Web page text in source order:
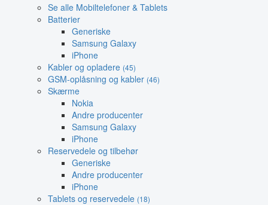
Se alle Mobiltelefoner & Tablets
Batterier
Generiske
Samsung Galaxy
iPhone
Kabler og opladere (45)
GSM-oplåsning og kabler (46)
Skærme
Nokia
Andre producenter
Samsung Galaxy
iPhone
Reservedele og tilbehør
Generiske
Andre producenter
iPhone
Tablets og reservedele (18)